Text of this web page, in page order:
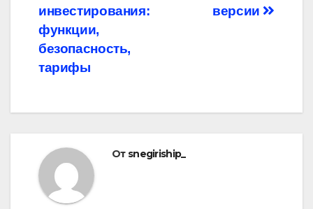
версии
инвестирования:
функции,
безопасность,
тарифы
От snegiriship_